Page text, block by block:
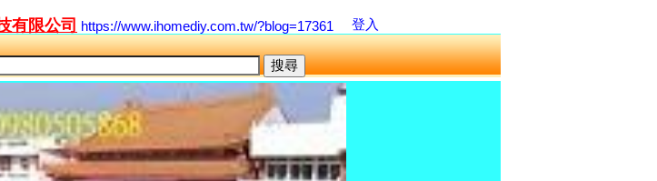
有限公司 https://www.ihomediy.com.tw/?blog=17361 登入